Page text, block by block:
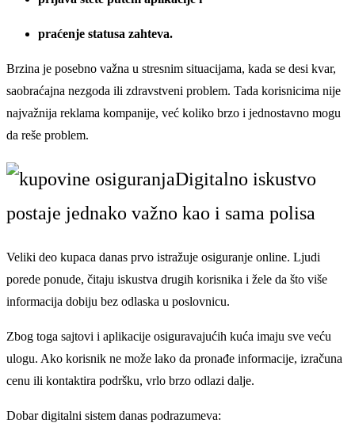
praćenje statusa zahteva.
Brzina je posebno važna u stresnim situacijama, kada se desi kvar,
saobraćajna nezgoda ili zdravstveni problem. Tada korisnicima nije
najvažnija reklama kompanije, već koliko brzo i jednostavno mogu
da reše problem.
Digitalno iskustvo
postaje jednako važno kao i sama polisa
Veliki deo kupaca danas prvo istražuje osiguranje online. Ljudi
porede ponude, čitaju iskustva drugih korisnika i žele da što više
informacija dobiju bez odlaska u poslovnicu.
Zbog toga sajtovi i aplikacije osiguravajućih kuća imaju sve veću
ulogu. Ako korisnik ne može lako da pronađe informacije, izračuna
cenu ili kontaktira podršku, vrlo brzo odlazi dalje.
Dobar digitalni sistem danas podrazumeva: